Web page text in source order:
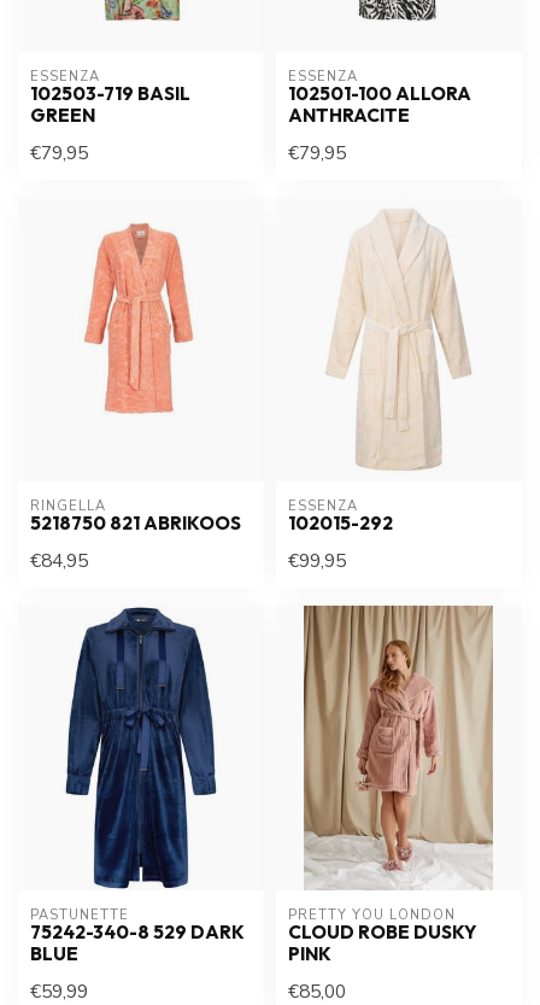
ESSENZA
102503-719 BASIL
GREEN
€79,95
ESSENZA
102501-100 ALLORA
ANTHRACITE
€79,95
RINGELLA
5218750 821 ABRIKOOS
€84,95
ESSENZA
102015-292
€99,95
PASTUNETTE
75242-340-8 529 DARK
BLUE
€59,99
PRETTY YOU LONDON
CLOUD ROBE DUSKY
PINK
€85,00